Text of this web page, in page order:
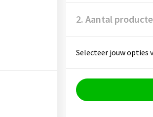
2. Aantal
Selecteer jouw opties